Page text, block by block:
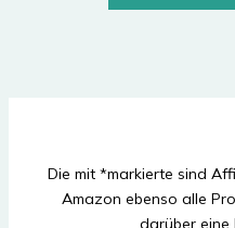
Die mit *markierte sind
Amazon ebenso alle
darüber eine